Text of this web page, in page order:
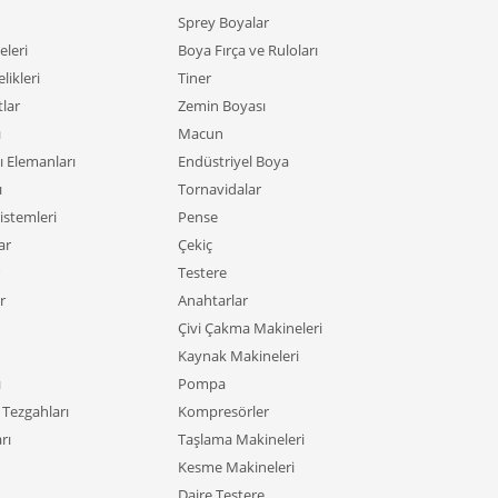
Elemanları
Sprey Boyalar
Boya Fırça ve Ruloları
Tiner
Zemin Boyası
Macun
Endüstriyel Boya
Tornavidalar
Pense
Çekiç
Testere
Anahtarlar
Çivi Çakma Makineleri
Kaynak Makineleri
Pompa
Kompresörler
Taşlama Makineleri
Kesme Makineleri